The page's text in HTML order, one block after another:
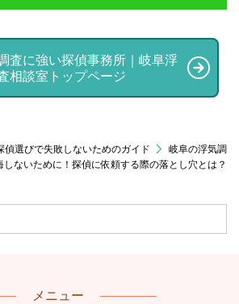
査に強い探偵事務所｜岐阜浮
相談室トップページ
偵選びで失敗しないためのガイド
岐阜の浮気調
しないために！探偵に依頼する際の落とし穴とは？
メニュー